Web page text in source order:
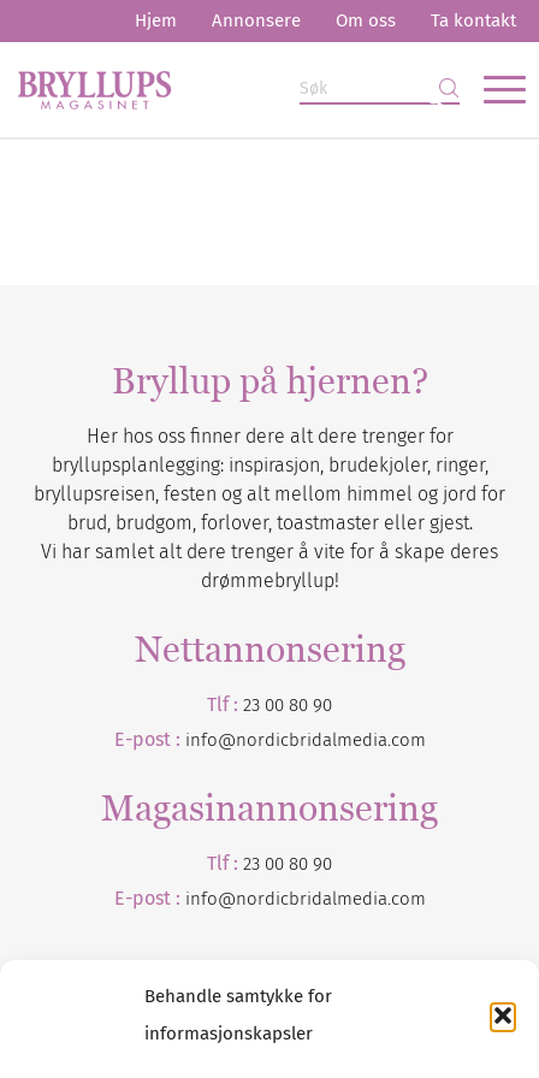
Behandle samtykke for
informasjonskapsler
Hjem Annonsere Om oss Ta kontakt
Bryllup på hjernen?
Her hos oss finner dere alt dere trenger for
bryllupsplanlegging: inspirasjon, brudekjoler, ringer,
bryllupsreisen, festen og alt mellom himmel og jord for
brud, brudgom, forlover, toastmaster eller gjest.
Vi har samlet alt dere trenger å vite for å skape deres
drømmebryllup!
Nettannonsering
Tlf : 23 00 80 90
E-post : info@nordicbridalmedia.com
Magasinannonsering
Tlf : 23 00 80 90
E-post : info@nordicbridalmedia.com